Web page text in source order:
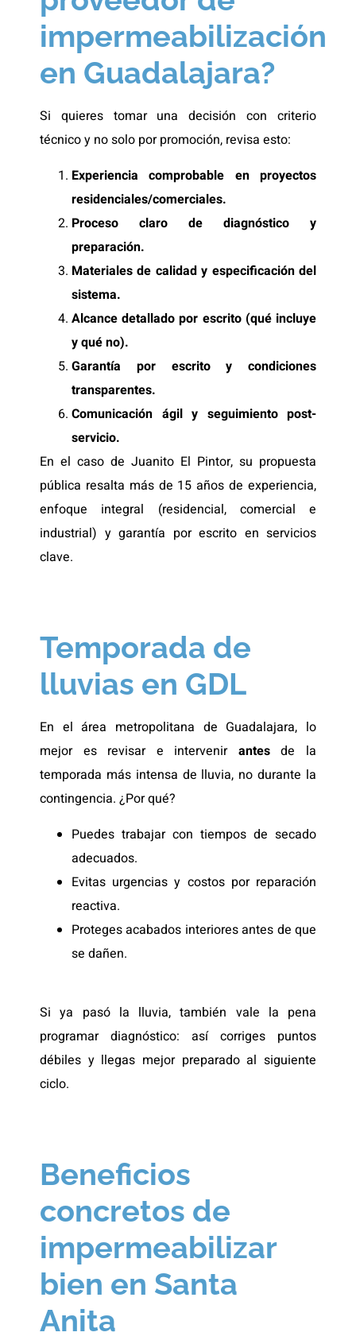
impermeabilización
en Guadalajara?
Si quieres tomar una decisión con criterio
técnico y no solo por promoción, revisa esto:
Experiencia comprobable en proyectos
residenciales/comerciales.
Proceso claro de diagnóstico y
preparación.
Materiales de calidad y especificación del
sistema.
Alcance detallado por escrito (qué incluye
y qué no).
Garantía por escrito y condiciones
transparentes.
Comunicación ágil y seguimiento post-
servicio.
En el caso de Juanito El Pintor, su propuesta
pública resalta más de 15 años de experiencia,
enfoque integral (residencial, comercial e
industrial) y garantía por escrito en servicios
clave.
Temporada de
lluvias en GDL
En el área metropolitana de Guadalajara, lo
mejor es revisar e intervenir antesde la
temporada más intensa de lluvia, no durante la
contingencia. ¿Por qué?
Puedes trabajar con tiempos de secado
adecuados.
Evitas urgencias y costos por reparación
reactiva.
Proteges acabados interiores antes de que
se dañen.
Si ya pasó la lluvia, también vale la pena
programar diagnóstico: así corriges puntos
débiles y llegas mejor preparado al siguiente
ciclo.
Beneficios
concretos de
impermeabilizar
bien en Santa
Anita